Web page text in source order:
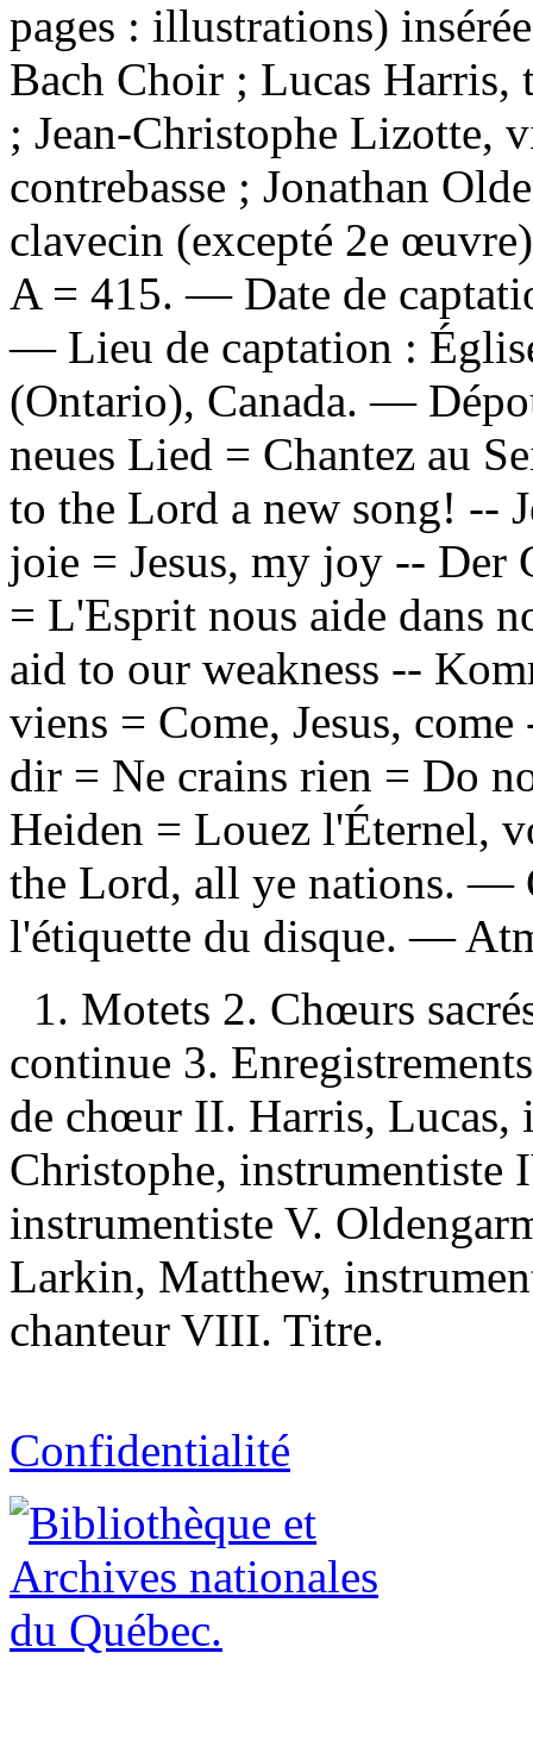
pages : illustrations)
Bach Choir ; Lucas Harris,
; Jean-Christophe Lizotte,
contrebasse ; Jonathan
clavecin (excepté 2e
A = 415. — Date de
— Lieu de captation :
(Ontario), Canada. —
neues Lied = Chantez au
to the Lord a new song! --
joie = Jesus, my joy -- Der
= L'Esprit nous aide dans
aid to our weakness --
viens = Come, Jesus,
dir = Ne crains rien = Do
Heiden = Louez l'Éternel,
the Lord, all ye nations. —
l'étiquette du disque. —
1. Motets 2. Chœurs
continue 3.
de chœur II. Harris, Lucas,
Christophe, instrumentiste
instrumentiste V.
Larkin, Matthew,
chanteur VIII. Titre.
Confidentialité